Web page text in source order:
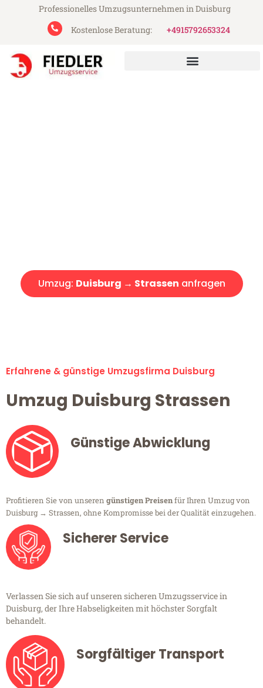
Professionelles Umzugsunternehmen in Duisburg
Kostenlose Beratung:
+4915792653324
Umzug: Duisburg → Strassen anfragen
Erfahrene & günstige Umzugsfirma Duisburg
Umzug Duisburg Strassen
Günstige Abwicklung
Profitieren Sie von unseren günstigen Preisenfür Ihren Umzug von
Duisburg → Strassen, ohne Kompromisse bei der Qualität einzugehen.
Sicherer Service
Verlassen Sie sich auf unseren sicheren Umzugsservice in
Duisburg, der Ihre Habseligkeiten mit höchster Sorgfalt
behandelt.
Sorgfältiger Transport